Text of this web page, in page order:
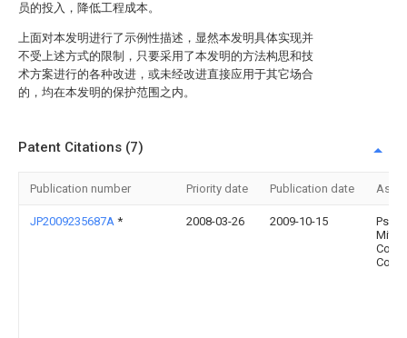
员的投入，降低工程成本。
上面对本发明进行了示例性描述，显然本发明具体实现并
不受上述方式的限制，只要采用了本发明的方法构思和技
术方案进行的各种改进，或未经改进直接应用于其它场合
的，均在本发明的保护范围之内。
Patent Citations (7)
Publication number Priority date Publication date
JP2009235687A * 2008-03-26 2009-10-15
Ps
Co